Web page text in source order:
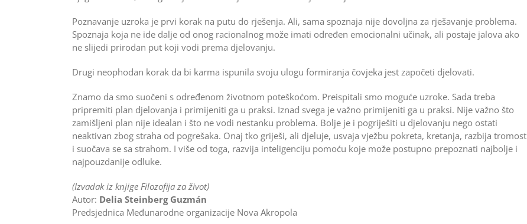
Poznavanje uzroka je prvi korak na putu do rješenja. Ali, sama spoznaja nije dovoljna za rješavanje problema.
Spoznaja koja ne ide dalje od onog racionalnog može imati određen emocionalni učinak, ali postaje jalova ako
ne slijedi prirodan put koji vodi prema djelovanju.
Drugi neophodan korak da bi karma ispunila svoju ulogu formiranja čovjeka jest započeti djelovati.
Znamo da smo suočeni s određenom životnom poteškoćom. Preispitali smo moguće uzroke. Sada treba
pripremiti plan djelovanja i primijeniti ga u praksi. Iznad svega je važno primijeniti ga u praksi. Nije važno što
zamišljeni plan nije idealan i što ne vodi nestanku problema. Bolje je i pogriješiti u djelovanju nego ostati
neaktivan zbog straha od pogrešaka. Onaj tko griješi, ali djeluje, usvaja vježbu pokreta, kretanja, razbija tromost
i suočava se sa strahom. I više od toga, razvija inteligenciju pomoću koje može postupno prepoznati najbolje i
najpouzdanije odluke.
(Izvadak iz knjige Filozofija za život)
Autor: Delia Steinberg Guzmán
Predsjednica Međunarodne organizacije Nova Akropola